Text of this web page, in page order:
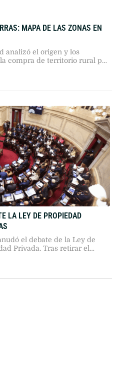
MAPA DE LAS ZONAS EN
analizó el origen y los
compra de territorio rural por
decisión del Senado de
LA LEY DE PROPIEDAD
el debate de la Ley de
Privada. Tras retirar el
la venta de tierras a